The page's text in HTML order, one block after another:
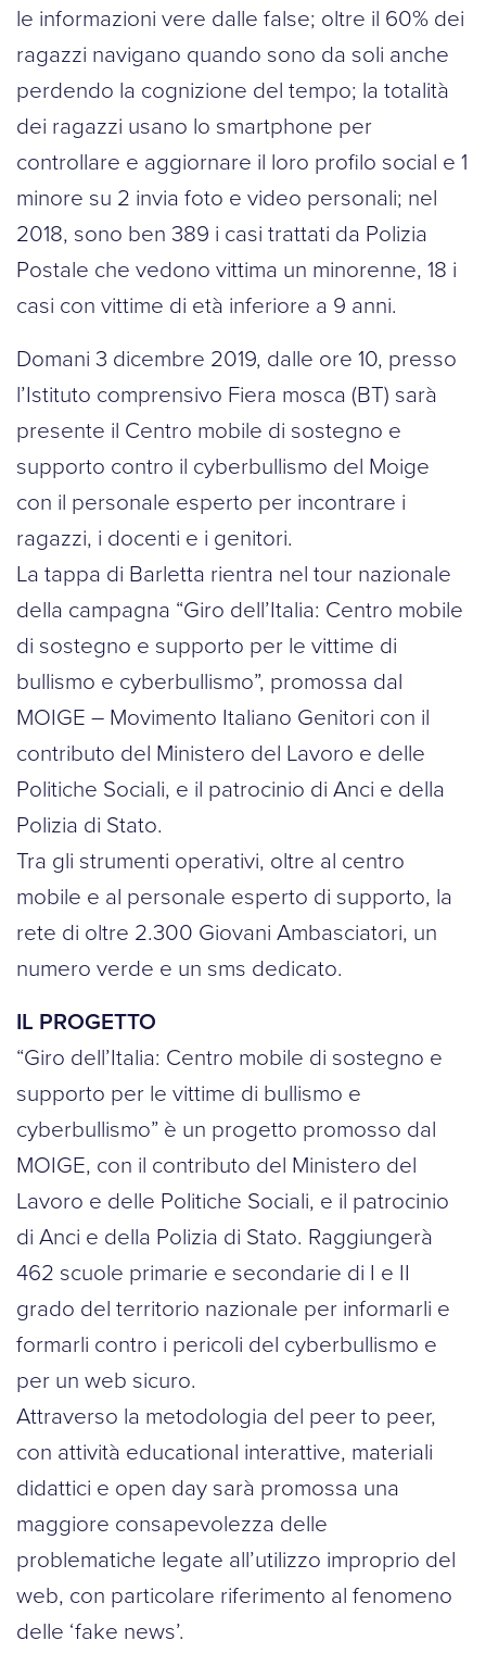
le informazioni vere dalle false; oltre il 60% dei
ragazzi navigano quando sono da soli anche
perdendo la cognizione del tempo; la totalità
dei ragazzi usano lo smartphone per
controllare e aggiornare il loro profilo social e 1
minore su 2 invia foto e video personali; nel
2018, sono ben 389 i casi trattati da Polizia
Postale che vedono vittima un minorenne, 18 i
casi con vittime di età inferiore a 9 anni.
Domani 3 dicembre 2019, dalle ore 10, presso
l’Istituto comprensivo Fiera mosca (BT) sarà
presente il Centro mobile di sostegno e
supporto contro il cyberbullismo del Moige
con il personale esperto per incontrare i
ragazzi, i docenti e i genitori.
La tappa di Barletta rientra nel tour nazionale
della campagna “Giro dell’Italia: Centro mobile
di sostegno e supporto per le vittime di
bullismo e cyberbullismo”, promossa dal
MOIGE – Movimento Italiano Genitori con il
contributo del Ministero del Lavoro e delle
Politiche Sociali, e il patrocinio di Anci e della
Polizia di Stato.
Tra gli strumenti operativi, oltre al centro
mobile e al personale esperto di supporto, la
rete di oltre 2.300 Giovani Ambasciatori, un
numero verde e un sms dedicato.
IL PROGETTO
“Giro dell’Italia: Centro mobile di sostegno e
supporto per le vittime di bullismo e
cyberbullismo” è un progetto promosso dal
MOIGE, con il contributo del Ministero del
Lavoro e delle Politiche Sociali, e il patrocinio
di Anci e della Polizia di Stato. Raggiungerà
462 scuole primarie e secondarie di I e II
grado del territorio nazionale per informarli e
formarli contro i pericoli del cyberbullismo e
per un web sicuro.
Attraverso la metodologia del peer to peer,
con attività educational interattive, materiali
didattici e open day sarà promossa una
maggiore consapevolezza delle
problematiche legate all’utilizzo improprio del
web, con particolare riferimento al fenomeno
delle ‘fake news’.